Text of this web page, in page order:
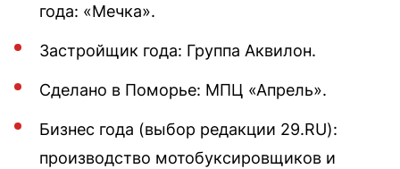
года: «Мечка».
Застройщик года: Группа Аквилон.
Сделано в Поморье: МПЦ «Апрель».
Бизнес года (выбор редакции 29.RU):
производство мотобуксировщиков и